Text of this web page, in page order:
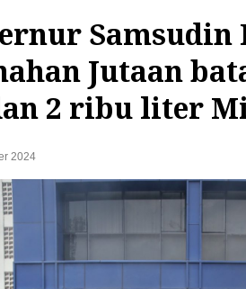
Jutaan
2 ribu liter
2024